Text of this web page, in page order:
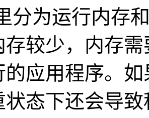
分为运行内存
存较少，内存
的应用程序。
状态下还会导